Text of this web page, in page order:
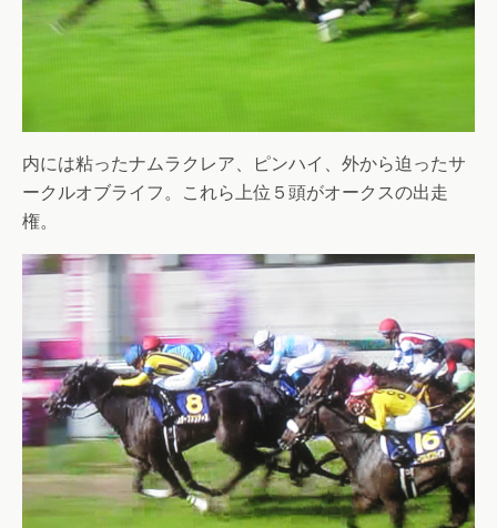
内には粘ったナムラクレア、ピンハイ、外から迫ったサ
ークルオブライフ。これら上位５頭がオークスの出走
権。